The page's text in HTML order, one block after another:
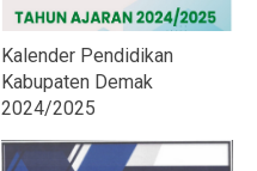
Kalender Pendidikan
Kabupaten Demak
2024/2025